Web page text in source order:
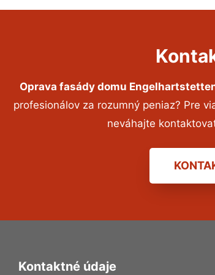
Oprava fasády domu
profesionálov za rozumný peniaz? Pre
neváhajte
Kontaktné údaje